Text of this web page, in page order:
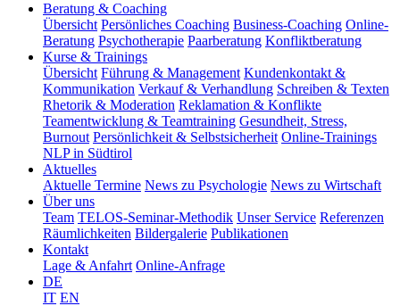
Beratung & Coaching
Übersicht Persönliches Coaching Business-Coaching Online-
Beratung Psychotherapie Paarberatung Konfliktberatung
Kurse & Trainings
Übersicht Führung & Management Kundenkontakt &
Kommunikation Verkauf & Verhandlung Schreiben & Texten
Rhetorik & Moderation Reklamation & Konflikte
Teamentwicklung & Teamtraining Gesundheit, Stress,
Burnout Persönlichkeit & Selbstsicherheit Online-Trainings
NLP in Südtirol
Aktuelles
Aktuelle Termine News zu Psychologie News zu Wirtschaft
Über uns
Team TELOS-Seminar-Methodik Unser Service Referenzen
Räumlichkeiten Bildergalerie Publikationen
Kontakt
Lage & Anfahrt Online-Anfrage
DE
IT EN